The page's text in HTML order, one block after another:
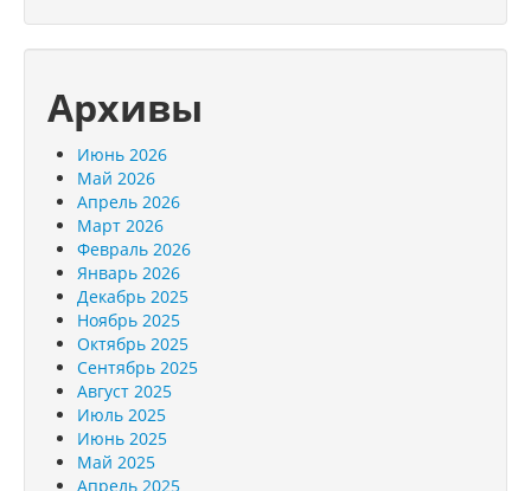
Архивы
Июнь 2026
Май 2026
Апрель 2026
Март 2026
Февраль 2026
Январь 2026
Декабрь 2025
Ноябрь 2025
Октябрь 2025
Сентябрь 2025
Август 2025
Июль 2025
Июнь 2025
Май 2025
Апрель 2025